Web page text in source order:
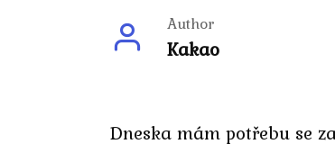
Author
Kakao
Dneska mám potřebu se